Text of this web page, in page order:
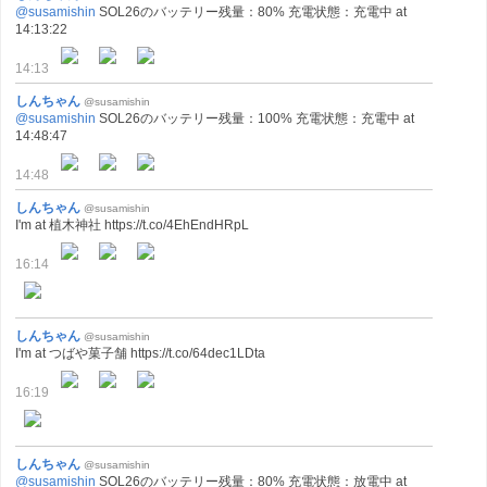
@susamishin SOL26のバッテリー残量：80% 充電状態：充電中 at
14:13:22
14:13
しんちゃん @susamishin
@susamishin SOL26のバッテリー残量：100% 充電状態：充電中 at
14:48:47
14:48
しんちゃん @susamishin
I'm at 植木神社 https://t.co/4EhEndHRpL
16:14
しんちゃん @susamishin
I'm at つばや菓子舗 https://t.co/64dec1LDta
16:19
しんちゃん @susamishin
@susamishin SOL26のバッテリー残量：80% 充電状態：放電中 at